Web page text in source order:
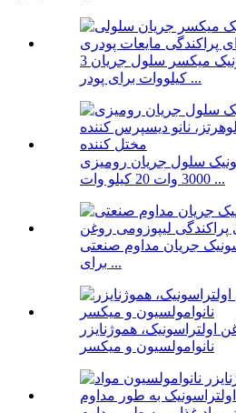
هموژنایزر اولتراسونیک میکسر سلول جریان 3
کیلووات برای پودر ...
سلول جریان رومیزی
3000 وات 20 کیلو وات ...
جریان مداوم صنعتی
برای ...
اولتراسونیک، هموژنایزر
نانوامولسیون و میکسر